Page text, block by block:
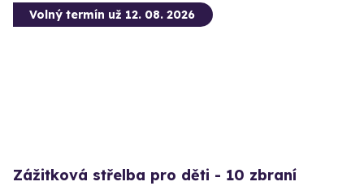
Volný termín už 12. 08. 2026
Zážitková střelba pro děti - 10 zbraní